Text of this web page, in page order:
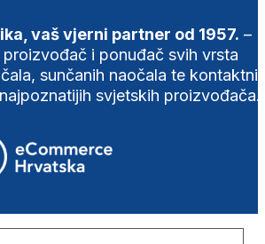
vaš vjerni partner od 1957. –
i ponuđač svih vrsta
sunčanih naočala te
svjetskih proizvođača.